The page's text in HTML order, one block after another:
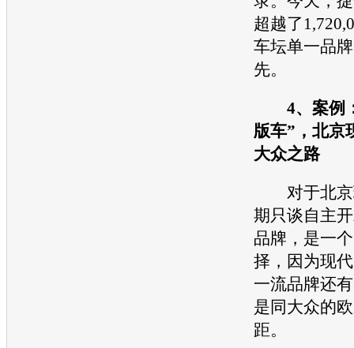
超越了
车坛单一品
先。
4、案例
版车”，北京
大众之路
对于北京
期只谈自主
品牌，是一
择，因为现
一流品牌还
是同大众的
距。